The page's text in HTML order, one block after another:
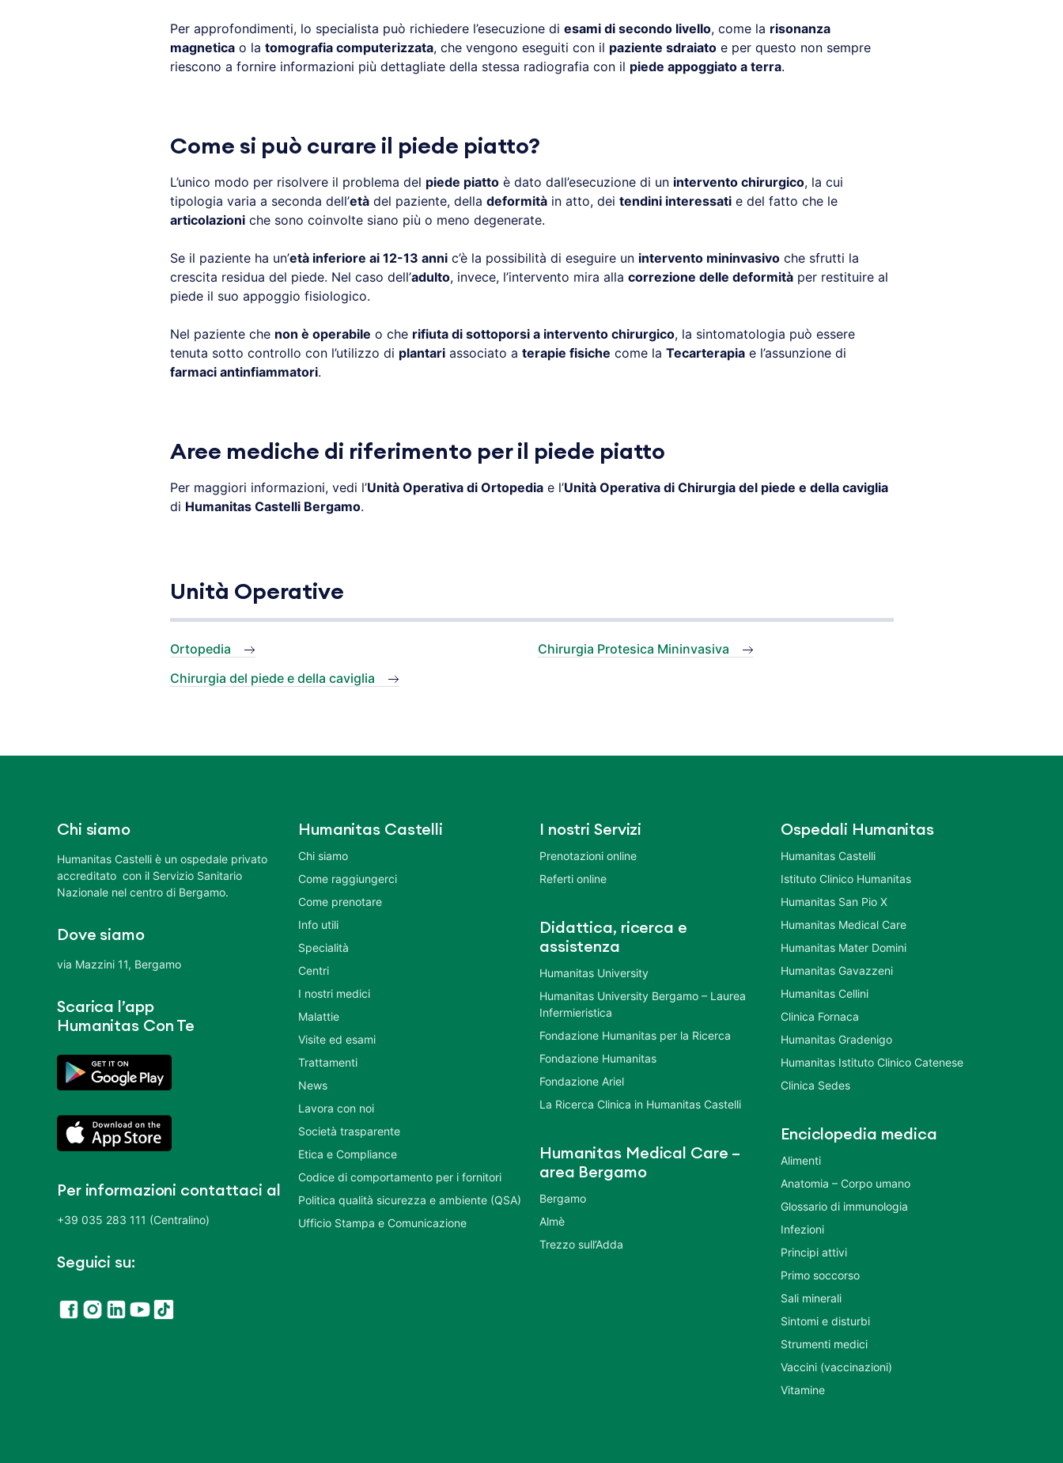
Per approfondimenti, lo specialista può richiedere l’esecuzione di esami di secondo livello, come la risonanza
magneticao la tomografia computerizzata, che vengono eseguiti con il paziente sdraiatoe per questo non sempre
riescono a fornire informazioni più dettagliate della stessa radiografia con il piede appoggiato a terra.
Come si può curare il piede piatto?
L’unico modo per risolvere il problema del piede piattoè dato dall’esecuzione di un intervento chirurgico, la cui
tipologia varia a seconda dell’etàdel paziente, della deformitàin atto, dei tendini interessatie del fatto che le
articolazioniche sono coinvolte siano più o meno degenerate.
Se il paziente ha un’età inferiore ai 12-13 annic’è la possibilità di eseguire un intervento mininvasivoche sfrutti la
crescita residua del piede. Nel caso dell’adulto, invece, l’intervento mira alla correzione delle deformitàper restituire al
piede il suo appoggio fisiologico.
Nel paziente che non è operabile o che rifiuta di sottoporsi a intervento chirurgico, la sintomatologia può essere
tenuta sotto controllo con l’utilizzo di plantariassociato a terapie fisiche come la Tecarterapiae l’assunzione di
farmaci antinfiammatori.
Aree mediche di riferimento per il piede piatto
Per maggiori informazioni, vedi l’Unità Operativa di Ortopediae l’Unità Operativa di Chirurgia del piede e della caviglia
di Humanitas Castelli Bergamo.
Unità Operative
Ortopedia
Chirurgia del piede e della caviglia
Chirurgia Protesica Mininvasiva
Chi siamo
Humanitas Castelli è un ospedale privato
accreditato con il Servizio Sanitario
Nazionale nel centro di Bergamo.
Dove siamo
via Mazzini 11, Bergamo
Scarica l’app
Humanitas Con Te
Per informazioni contattaci al
+39 035 283 111 (Centralino)
Seguici su:
Humanitas Castelli
Chi siamo
Come raggiungerci
Come prenotare
Info utili
Specialità
Centri
I nostri medici
Malattie
Visite ed esami
Trattamenti
News
Lavora con noi
Società trasparente
Etica e Compliance
Codice di comportamento per i fornitori
Politica qualità sicurezza e ambiente (QSA)
Ufficio Stampa e Comunicazione
I nostri Servizi
Prenotazioni online
Referti online
Didattica, ricerca e
assistenza
Humanitas University
Humanitas University Bergamo – Laurea
Infermieristica
Fondazione Humanitas per la Ricerca
Fondazione Humanitas
Fondazione Ariel
La Ricerca Clinica in Humanitas Castelli
Humanitas Medical Care –
area Bergamo
Bergamo
Almè
Trezzo sull’Adda
Ospedali Humanitas
Humanitas Castelli
Istituto Clinico Humanitas
Humanitas San Pio X
Humanitas Medical Care
Humanitas Mater Domini
Humanitas Gavazzeni
Humanitas Cellini
Clinica Fornaca
Humanitas Gradenigo
Humanitas Istituto Clinico Catenese
Clinica Sedes
Enciclopedia medica
Alimenti
Anatomia – Corpo umano
Glossario di immunologia
Infezioni
Principi attivi
Primo soccorso
Sali minerali
Sintomi e disturbi
Strumenti medici
Vaccini (vaccinazioni)
Vitamine